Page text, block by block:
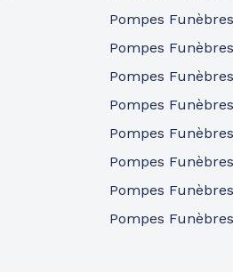
Pompes Funèbres
Pompes Funèbres
Pompes Funèbres
Pompes Funèbres
Pompes Funèbres
Pompes Funèbres
Pompes Funèbres
Pompes Funèbres